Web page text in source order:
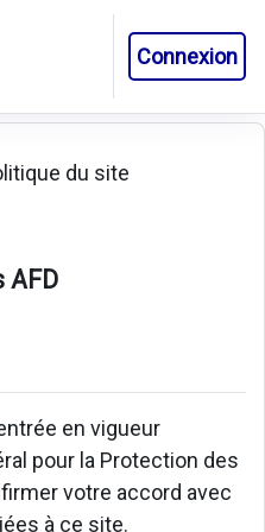
Connexion
du site
AFD
en vigueur
pour la Protection des
votre accord avec
à ce site.